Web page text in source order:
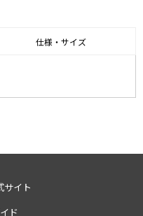
仕様・サイズ
サイト
ド